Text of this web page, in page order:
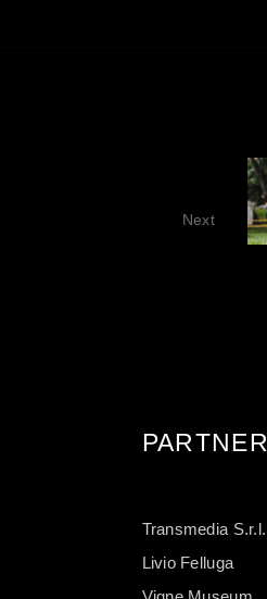
Next
PARTNER
Transmedia S.r.l.
Livio Felluga